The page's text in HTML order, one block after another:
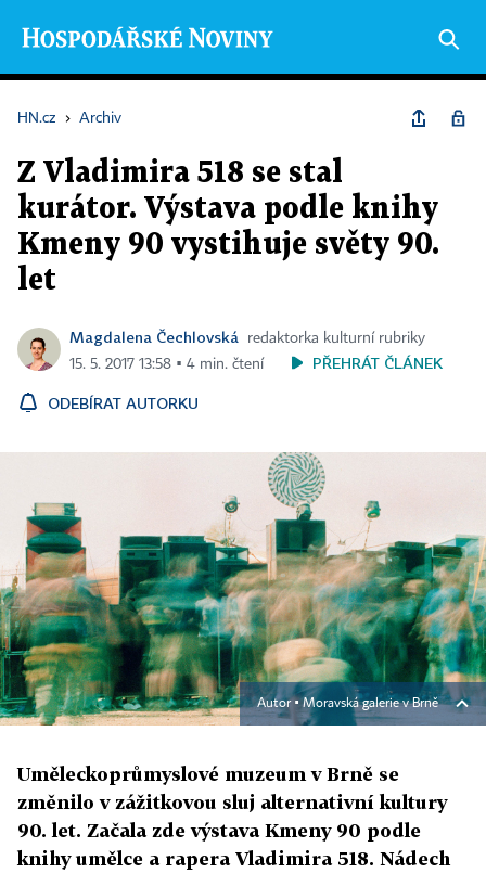
HN.cz › Archiv
Z Vladimira 518 se stal
kurátor. Výstava podle knihy
Kmeny 90 vystihuje světy 90.
let
Magdalena Čechlovská
redaktorka kulturní rubriky
15. 5. 2017 13:58 ▪ 4 min. čtení
PŘEHRÁT ČLÁNEK
ODEBÍRAT AUTORKU
Autor ▪Moravská galerie v Brně
Uměleckoprůmyslové muzeum v Brně se
změnilo v zážitkovou sluj alternativní kultury
90. let. Začala zde výstava Kmeny 90 podle
knihy umělce a rapera Vladimira 518. Nádech